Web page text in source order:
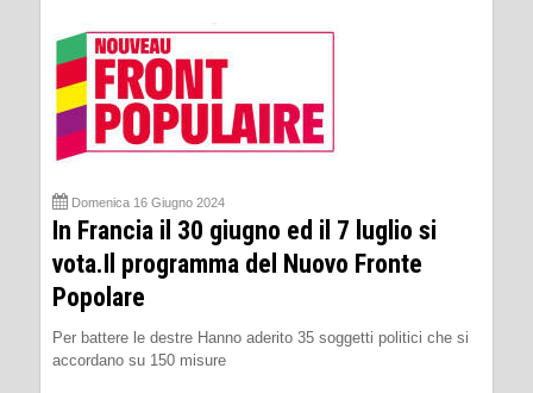
Domenica 16 Giugno 2024
In Francia il 30 giugno ed il 7 luglio si
vota.Il programma del Nuovo Fronte
Popolare
Per battere le destre Hanno aderito 35 soggetti politici che si
accordano su 150 misure